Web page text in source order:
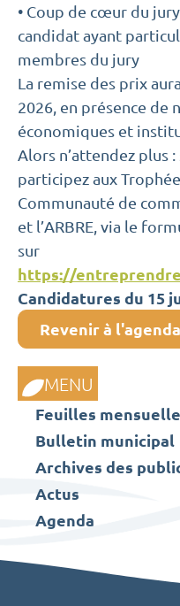
MENU
Feuilles
Bulletin municipal
Archives des
Actus
Agenda
• Coup de cœur du
candidat ayant
membres du jury
La remise des prix
2026, en présence de
économiques et
Alors n’attendez plus
participez aux
Communauté de
et l’ARBRE, via le
sur
https://
Candidatures du 15
Revenir à l'agenda